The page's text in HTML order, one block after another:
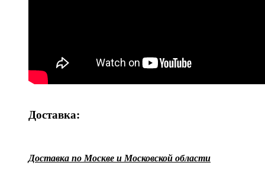
Доставка:
Доставка по Москве и Московской области